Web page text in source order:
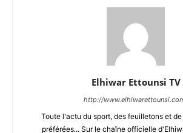
Elhiwar Ettounsi TV
http://
Toute l'actu du sport, des feuilletons et
préférées... Sur le chaîne officielle